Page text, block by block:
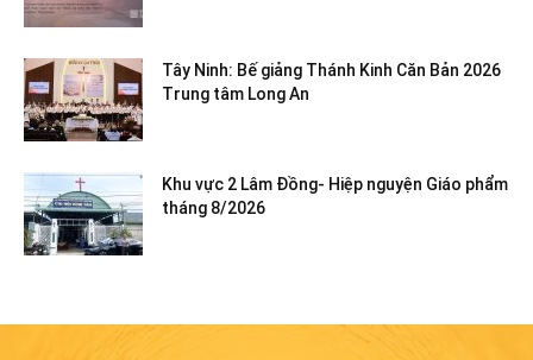
Tây Ninh: Bế giảng Thánh Kinh Căn Bản 2026
Trung tâm Long An
Khu vực 2 Lâm Đồng- Hiệp nguyện Giáo phẩm
tháng 8/2026